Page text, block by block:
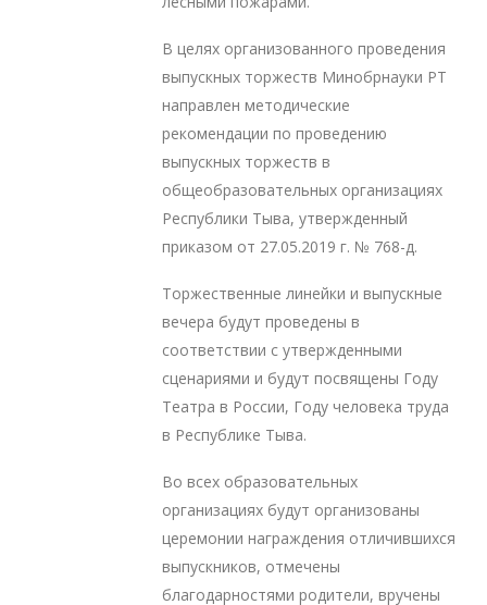
В целях организованного проведения
выпускных торжеств Минобрнауки РТ
направлен методические
рекомендации по проведению
выпускных торжеств в
общеобразовательных организациях
Республики Тыва, утвержденный
приказом от 27.05.2019 г. № 768-д.
Торжественные линейки и выпускные
вечера будут проведены в
соответствии с утвержденными
сценариями и будут посвящены Году
Театра в России, Году человека труда
в Республике Тыва.
Во всех образовательных
организациях будут организованы
церемонии награждения отличившихся
выпускников, отмечены
благодарностями родители, вручены